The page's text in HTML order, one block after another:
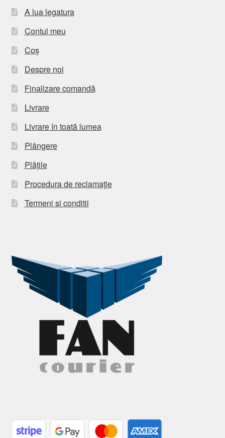
A lua legatura
Contul meu
Coș
Despre noi
Finalizare comandă
Livrare
Livrare în toată lumea
Plângere
Plățile
Procedura de reclamație
Termeni si conditii